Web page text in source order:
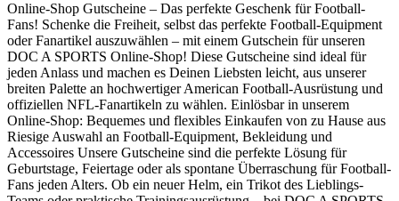
Online-Shop Gutscheine – Das perfekte Geschenk für Football-
Fans! Schenke die Freiheit, selbst das perfekte Football-Equipment
oder Fanartikel auszuwählen – mit einem Gutschein für unseren
DOC A SPORTS Online-Shop! Diese Gutscheine sind ideal für
jeden Anlass und machen es Deinen Liebsten leicht, aus unserer
breiten Palette an hochwertiger American Football-Ausrüstung und
offiziellen NFL-Fanartikeln zu wählen. Einlösbar in unserem
Online-Shop: Bequemes und flexibles Einkaufen von zu Hause aus
Riesige Auswahl an Football-Equipment, Bekleidung und
Accessoires Unsere Gutscheine sind die perfekte Lösung für
Geburtstage, Feiertage oder als spontane Überraschung für Football-
Fans jeden Alters. Ob ein neuer Helm, ein Trikot des Lieblings-